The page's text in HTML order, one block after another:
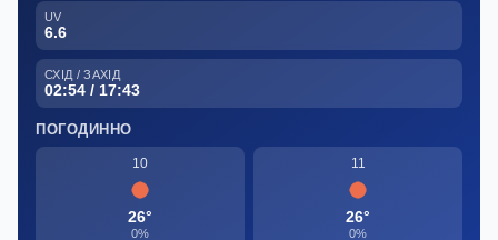
UV
6.6
СХІД / ЗАХІД
02:54 / 17:43
ПОГОДИННО
10
26°
0%
11
26°
0%